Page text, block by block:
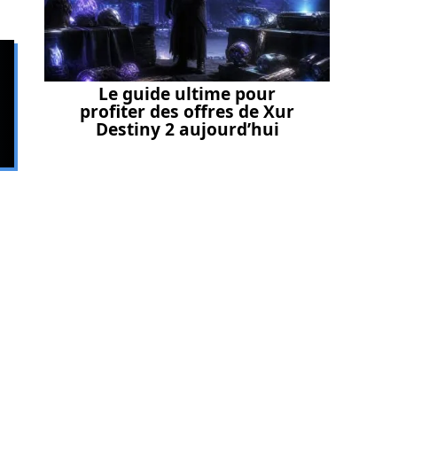
Le guide ultime pour
profiter des offres de Xur
Destiny 2 aujourd’hui